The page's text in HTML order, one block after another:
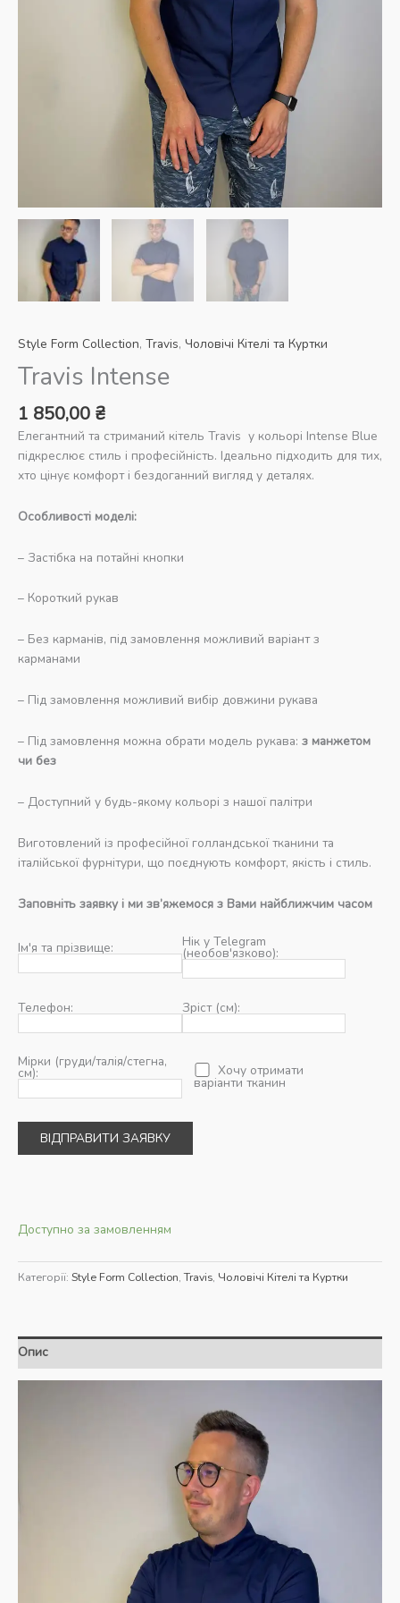
Style Form Collection, Travis, Чоловічі Кітелі та Куртки
Travis Intense
1 850,00 ₴
Елегантний та стриманий кітель Travis у кольорі Intense Blue
підкреслює стиль і професійність. Ідеально підходить для тих,
хто цінує комфорт і бездоганний вигляд у деталях.
Особливості моделі:
– Застібка на потайні кнопки
– Короткий рукав
– Без карманів, під замовлення можливий варіант з
карманами
– Під замовлення можливий вибір довжини рукава
– Під замовлення можна обрати модель рукава: з манжетом
чи без
– Доступний у будь-якому кольорі з нашої палітри
Виготовлений із професійної голландської тканини та
італійської фурнітури, що поєднують комфорт, якість і стиль.
Заповніть заявку і ми зв’яжемося з Вами найближчим часом
Ім'я та прізвище: Нік у Telegram
(необов'язково):
Телефон: Зріст (см):
Мірки (груди/талія/стегна,
см): Хочу отримати
варіанти тканин
Доступно за замовленням
Категорії: Style Form Collection,Travis, Чоловічі Кітелі та Куртки
Опис